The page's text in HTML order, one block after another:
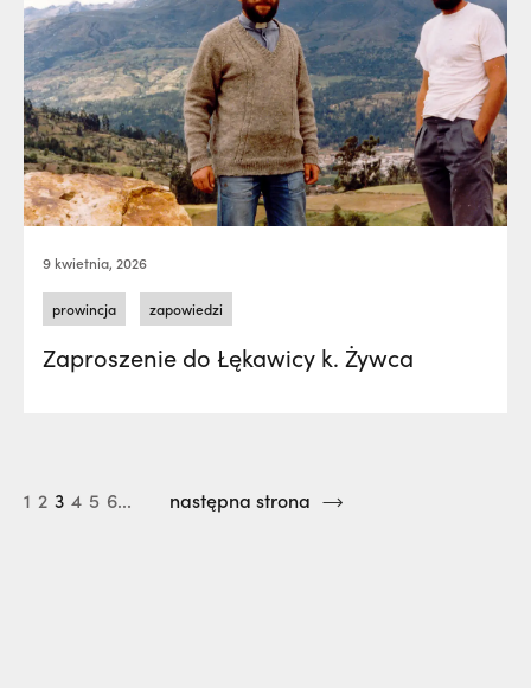
9 kwietnia, 2026
prowincja zapowiedzi
Zaproszenie do Łękawicy k. Żywca
1 2 3 4 5 6... następna strona